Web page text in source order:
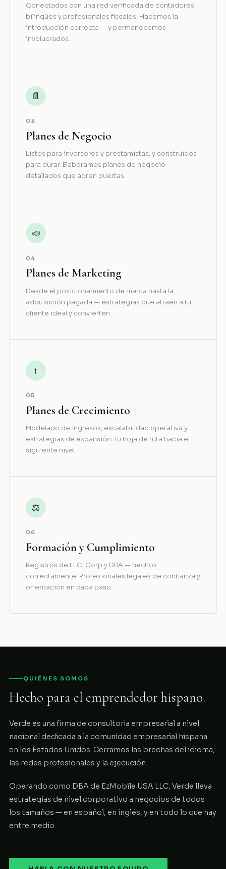
Conectados con una red verificada de contadores
bilingües y profesionales fiscales. Hacemos la
introducción correcta — y permanecemos
involucrados.
📄
03
Planes de Negocio
Listos para inversores y prestamistas, y construidos
para durar. Elaboramos planes de negocio
detallados que abren puertas.
📣
04
Planes de Marketing
Desde el posicionamiento de marca hasta la
adquisición pagada — estrategias que atraen a tu
cliente ideal y convierten.
↑
05
Planes de Crecimiento
Modelado de ingresos, escalabilidad operativa y
estrategias de expansión. Tu hoja de ruta hacia el
siguiente nivel.
⚖
06
Formación y Cumplimiento
Registros de LLC, Corp y DBA — hechos
correctamente. Profesionales legales de confianza y
orientación en cada paso.
QUIÉNES SOMOS
Hecho para el emprendedor hispano.
Verde es una firma de consultoría empresarial a nivel
nacional dedicada a la comunidad empresarial hispana
en los Estados Unidos. Cerramos las brechas del idioma,
las redes profesionales y la ejecución.
Operando como DBA de EzMobile USA LLC, Verde lleva
estrategias de nivel corporativo a negocios de todos
los tamaños — en español, en inglés, y en todo lo que hay
entre medio.